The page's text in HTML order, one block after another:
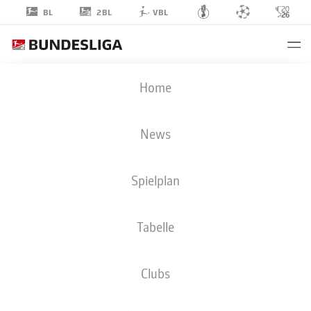
BL 2BL VBL
Home
News
Spielplan
Tabelle
Clubs